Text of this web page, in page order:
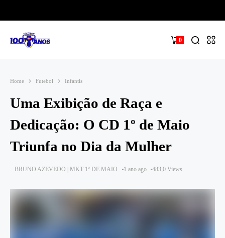
0
Home Futebol Infantis
Uma Exibição de Raça e
Dedicação: O CD 1º de Maio
Triunfa no Dia da Mulher
BRUNO AZEVEDO | MKT 1º DE MAIO 1 ano ago 483,0 Views